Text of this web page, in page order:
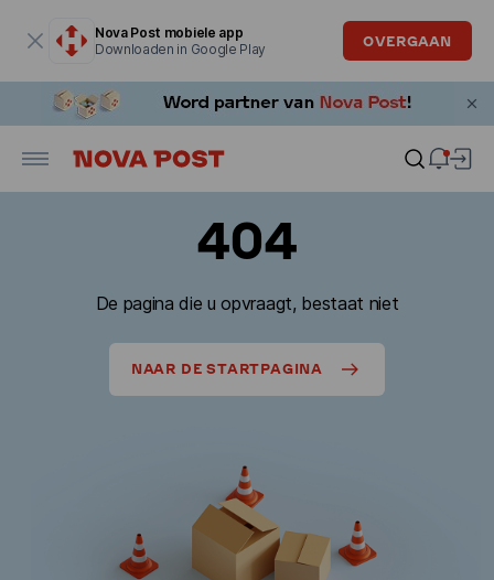
Nova Post mobiele app
Downloaden in Google Play
OVERGAAN
404
De pagina die u opvraagt, bestaat niet
NAAR DE STARTPAGINA